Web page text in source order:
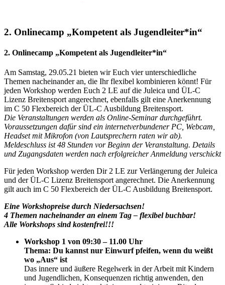
2. Onlinecamp „Kompetent als Jugendleiter*in“
2. Onlinecamp „Kompetent als Jugendleiter*in“
Am Samstag, 29.05.21 bieten wir Euch vier unterschiedliche
Themen nacheinander an, die Ihr flexibel kombinieren könnt! Für
jeden Workshop werden Euch 2 LE auf die Juleica und ÜL-C
Lizenz Breitensport angerechnet, ebenfalls gilt eine Anerkennung
im C 50 Flexbereich der ÜL-C Ausbildung Breitensport.
Die Veranstaltungen werden als Online-Seminar durchgeführt.
Voraussetzungen dafür sind ein internetverbundener PC, Webcam,
Headset mit Mikrofon (von Lautsprechern raten wir ab).
Meldeschluss ist 48 Stunden vor Beginn der Veranstaltung. Details
und Zugangsdaten werden nach erfolgreicher Anmeldung verschickt
Für jeden Workshop werden Dir 2 LE zur Verlängerung der Juleica
und der ÜL-C Lizenz Breitensport angerechnet. Die Anerkennung
gilt auch im C 50 Flexbereich der ÜL-C Ausbildung Breitensport.
Eine Workshopreise durch Niedersachsen!
4 Themen nacheinander an einem Tag – flexibel buchbar!
Alle Workshops sind kostenfrei!!!
Workshop 1 von 09:30 – 11.00 Uhr
Thema: Du kannst nur Einwurf pfeifen, wenn du weißt
wo „Aus“ ist
Das innere und äußere Regelwerk in der Arbeit mit Kindern
und Jugendlichen, Konsequenzen richtig anwenden, den